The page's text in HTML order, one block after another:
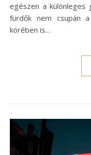
egészen a különleges
fürdők nem csupán
körében is…